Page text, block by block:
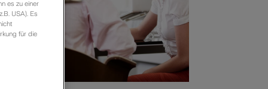
es zu einer
USA). Es
für die